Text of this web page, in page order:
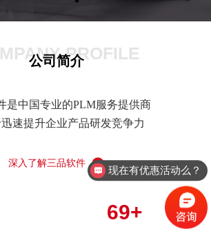
PROFILE
公司简介
是中国专业的PLM服务提供商
速提升企业产品研发竞争力
深入了解三品软件
69+
现在有优惠活动么？